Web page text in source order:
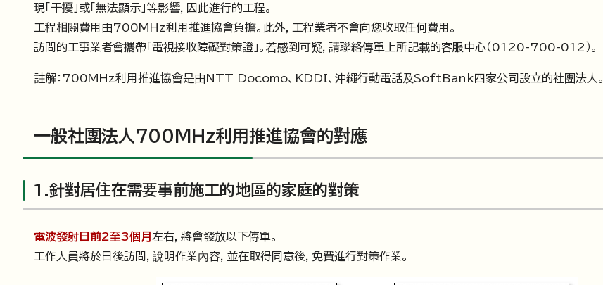
現「干擾」或「無法顯示」等影響，因此進行的工程。
工程相關費用由700MHz利用推進協會負擔。此外，工程業者不會向您收取任何費用。
訪問的工事業者會攜帶「電視接收障礙對策證」。若感到可疑，請聯絡傳單上所記載的客服中心（0120-700-012）。
註解：700MHz利用推進協會是由NTT Docomo、KDDI、沖繩行動電話及SoftBank四家公司設立的社團法人。
一般社團法人700MHz利用推進協會的對應
1.針對居住在需要事前施工的地區的家庭的對策
電波發射日前2至3個月 左右，將會發放以下傳單。
工作人員將於日後訪問，說明作業內容，並在取得同意後，免費進行對策作業。